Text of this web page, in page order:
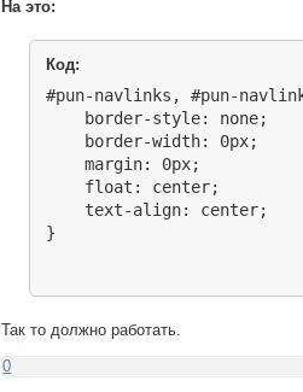
На это:
Код:
#pun-navlinks, #pun-
    border-style: none;
    border-width: 0px;
    margin: 0px;
    float: center;
    text-align: center;
}
Так то должно работать.
0